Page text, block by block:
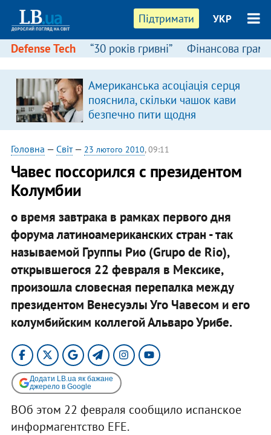
Підтримати УКР
Defense Tech “30 років гривні” Фінансова
Американська асоціація серця
пояснила, скільки чашок кави
безпечно пити щодня
Головна — Світ— 23 лютого 2010, 09:11
Чавес поссорился с президентом
Колумбии
о время завтрака в рамках первого дня
форума латиноамериканских стран - так
называемой Группы Рио (Grupo de Rio),
открывшегося 22 февраля в Мексике,
произошла словесная перепалка между
президентом Венесуэлы Уго Чавесом и его
колумбийским коллегой Альваро Урибе.
Додати LB.ua як бажане
джерело в Google
ВОб этом 22 февраля сообщило испанское
информагентство EFE.